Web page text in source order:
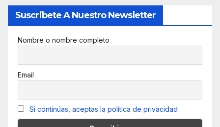
Suscribete A Nuestro Newsletter
Nombre o nombre completo
Email
Si continúas, aceptas la política de privacidad